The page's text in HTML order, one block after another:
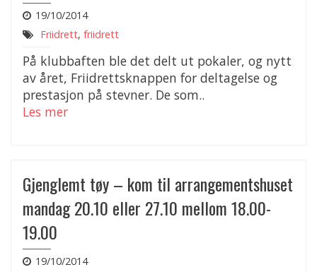
19/10/2014
Friidrett, friidrett
På klubbaften ble det delt ut pokaler, og nytt
av året, Friidrettsknappen for deltagelse og
prestasjon på stevner. De som..
Les mer
Gjenglemt tøy – kom til arrangementshuset
mandag 20.10 eller 27.10 mellom 18.00-
19.00
19/10/2014